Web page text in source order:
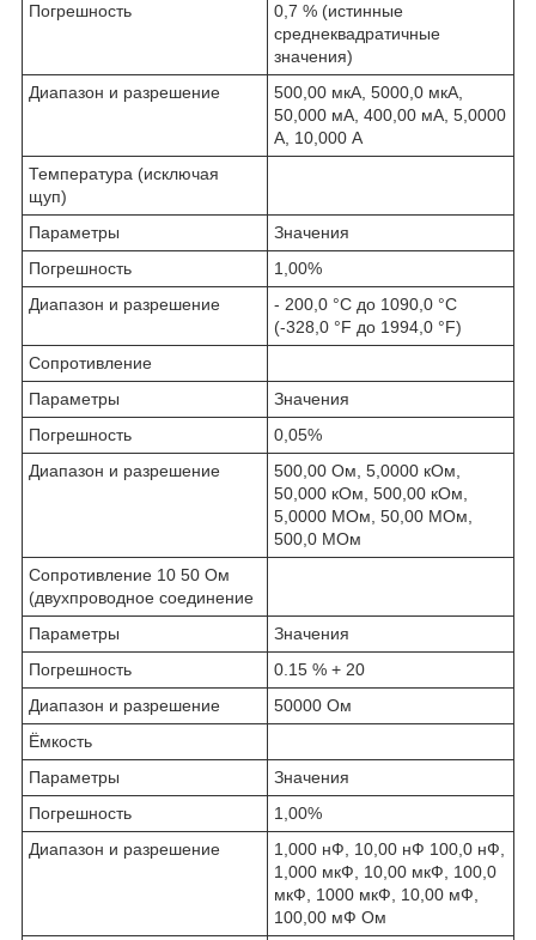
Погрешность
0,7 % (истинные
среднеквадратичные
значения)
Диапазон и разрешение
500,00 мкА, 5000,0 мкА,
50,000 мА, 400,00 мА, 5,0000
А, 10,000 А
Температура (исключая
щуп)
Параметры
Значения
Погрешность
1,00%
Диапазон и разрешение
- 200,0 °C до 1090,0 °C
(-328,0 °F до 1994,0 °F)
Сопротивление
Параметры
Значения
Погрешность
0,05%
Диапазон и разрешение
500,00 Ом, 5,0000 кОм,
50,000 кОм, 500,00 кОм,
5,0000 МОм, 50,00 МОм,
500,0 МОм
Сопротивление 10 50 Ом
(двухпроводное соединение
Параметры
Значения
Погрешность
0.15 % + 20
Диапазон и разрешение
50000 Ом
Ёмкость
Параметры
Значения
Погрешность
1,00%
Диапазон и разрешение
1,000 нФ, 10,00 нФ 100,0 нФ,
1,000 мкФ, 10,00 мкФ, 100,0
мкФ, 1000 мкФ, 10,00 мФ,
100,00 мФ Ом